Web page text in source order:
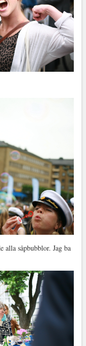
alla såpbubblor. Jag ba